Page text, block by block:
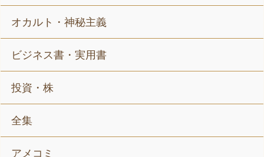
オカルト・神秘主義
ビジネス書・実用書
投資・株
全集
アメコミ